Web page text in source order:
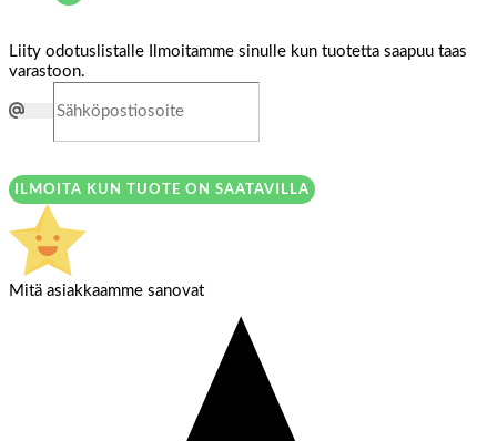
Liity odotuslistalle
Ilmoitamme sinulle kun tuotetta saapuu taas
varastoon.
ILMOITA KUN TUOTE ON SAATAVILLA
Mitä asiakkaamme sanovat